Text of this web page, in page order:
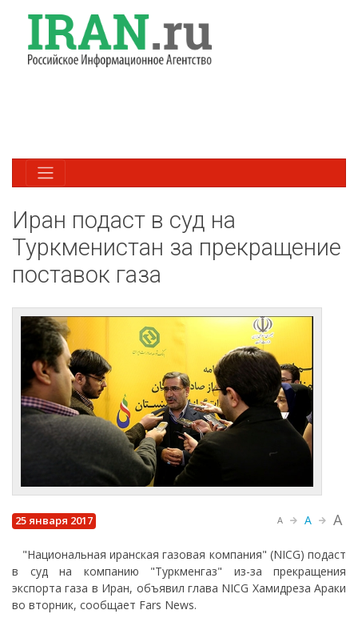
Иран подаст в суд на
Туркменистан за прекращение
поставок газа
25 января 2017 A A A
"Национальная иранская газовая компания" (NICG) подаст
в суд на компанию "Туркменгаз" из-за прекращения
экспорта газа в Иран, объявил глава NICG Хамидреза Араки
во вторник, сообщает Fars News.